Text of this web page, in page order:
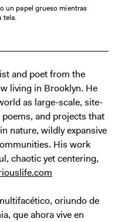
un papel grueso mientras
tela.
and poet from the
living in Brooklyn. He
as large-scale, site-
and projects that
nature, wildly expansive
His work
chaotic yet centering,
oriundo de
que ahora vive en